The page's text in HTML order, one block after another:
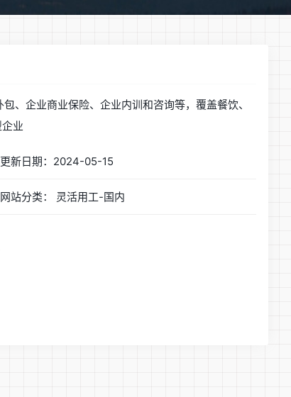
、企业商业保险、企业内训和咨询等，覆盖餐饮、
业
更新日期：2024-05-15
网站分类： 灵活用工-国内